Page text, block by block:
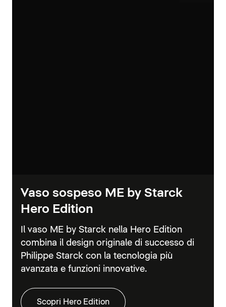
Vaso sospeso ME by Starck
Hero Edition
Il vaso ME by Starck nella Hero Edition
combina il design originale di successo di
Philippe Starck con la tecnologia più
avanzata e funzioni innovative.
Scopri Hero Edition